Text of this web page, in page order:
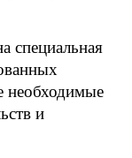
специальная
необходимые
и